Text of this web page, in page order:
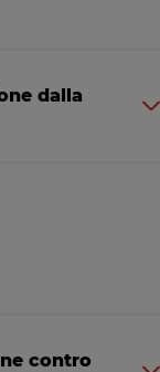
dalla
contro